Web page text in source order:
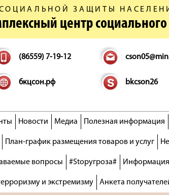
ЗАЩИТЫ
центр
(86559) 7-19-12
бкцсон.рф bkcson26
Новости Медиа Полезная информация
План-график размещения товаров и услуг
вопросы #Stopугроза# Информация
и экстремизму Анкета